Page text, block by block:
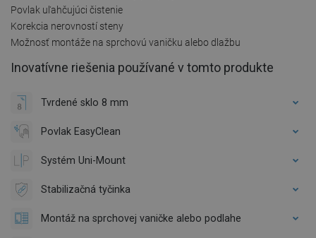
Povlak uľahčujúci čistenie
Korekcia nerovností steny
Možnosť montáže na sprchovú vaničku alebo dlažbu
Inovatívne riešenia používané v tomto produkte
Tvrdené sklo 8 mm
Povlak EasyClean
Systém Uni-Mount
Stabilizačná tyčinka
Montáž na sprchovej vaničke alebo podlahe